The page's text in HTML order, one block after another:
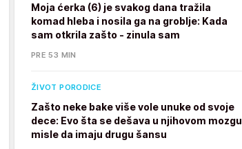
Moja ćerka (6) je svakog dana tražila
komad hleba i nosila ga na groblje: Kada
sam otkrila zašto - zinula sam
PRE 53 MIN
ŽIVOT PORODICE
Zašto neke bake više vole unuke od svoje
dece: Evo šta se dešava u njihovom mozgu,
misle da imaju drugu šansu